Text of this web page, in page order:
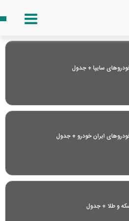
سایپا + جدول
ایران خودرو + جدول
و طلا + جدول